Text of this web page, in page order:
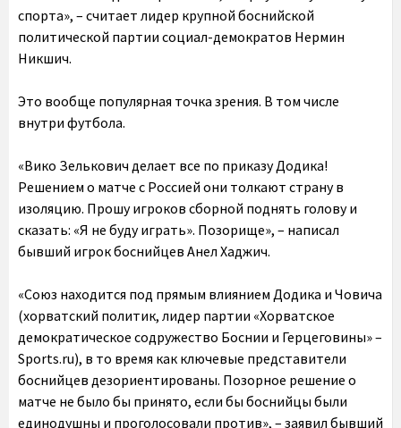
спорта», – считает лидер крупной боснийской
политической партии социал-демократов Нермин
Никшич.
Это вообще популярная точка зрения. В том числе
внутри футбола.
«Вико Зелькович делает все по приказу Додика!
Решением о матче с Россией они толкают страну в
изоляцию. Прошу игроков сборной поднять голову и
сказать: «Я не буду играть». Позорище», – написал
бывший игрок боснийцев Анел Хаджич.
«Союз находится под прямым влиянием Додика и Човича
(хорватский политик, лидер партии «Хорватское
демократическое содружество Боснии и Герцеговины» –
Sports.ru), в то время как ключевые представители
боснийцев дезориентированы. Позорное решение о
матче не было бы принято, если бы боснийцы были
единодушны и проголосовали против», – заявил бывший